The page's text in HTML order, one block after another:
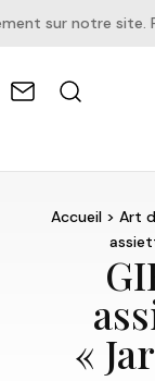
sur notre site.
Accueil >Art
«